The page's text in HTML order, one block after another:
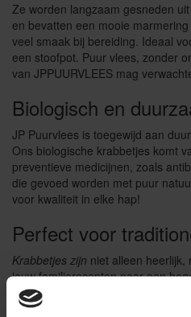
Ze worden langzaam gesneden
en bevatten een mooie
veel smaak bij bereiding. Ideaal
een stoofpot. Puur vlees, zonder
van JPPUURVLEES mag
Biologisch en
JP Puurvlees is toegewijd aan
Ons biologische krabbetjes komt
preventieve medicijnen, zoals
die gevoed worden met puur
voor kwaliteit in elke hap!
Perfect voor
Krabbetjes zijn niet alleen heerlijk,
jouw familierecepten naar een
om je eigen worst te maken of
een diepe, rijke smaak.